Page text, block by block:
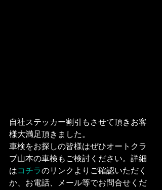
自社ステッカー割引もさせて頂きお客
様大満足頂きました。
車検をお探しの皆様はぜひオートクラ
ブ山本の車検もご検討ください。詳細
はコチラのリンクよりご確認いただく
か、お電話、メール等でお問合せくだ